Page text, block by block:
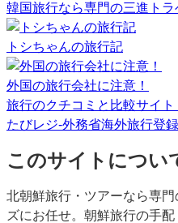
韓国旅行なら専門の三進トラ
トシちゃんの旅行記
外国の旅行会社に注意！
旅行のクチコミと比較サイ
たびレジ-外務省海外旅行登録
このサイトについ
北朝鮮旅行・ツアーなら専
ズにお任せ。朝鮮旅行の手配